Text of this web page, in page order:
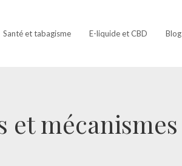
Santé et tabagisme E-liquide et CBD Blog
et mécanismes